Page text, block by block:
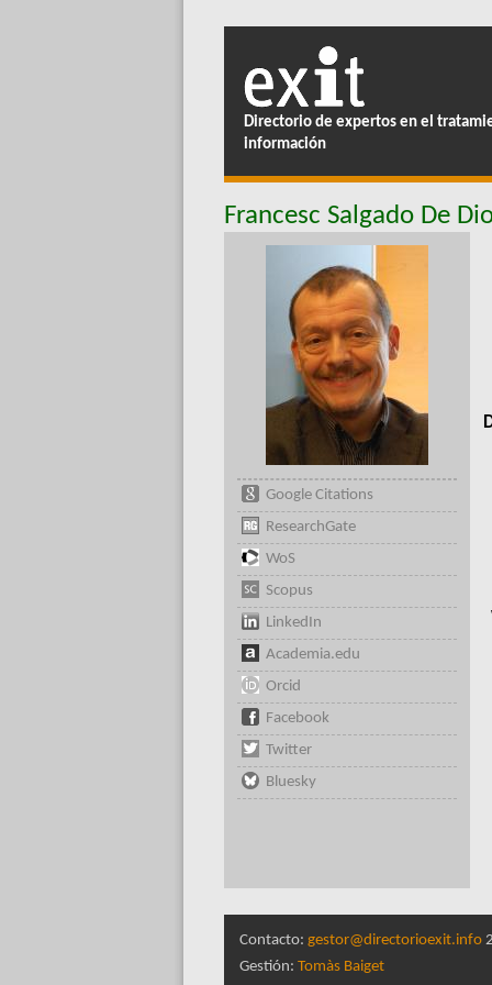
Directorio de expertos en el
información
Francesc Salgado De
Google Citations
ResearchGate
WoS
Scopus
LinkedIn
Academia.edu
Orcid
Facebook
Twitter
Bluesky
Contacto: gestor@directorioexit.info
Gestión: Tomàs Baiget